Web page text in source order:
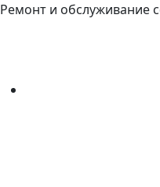
Ремонт и обслуживание